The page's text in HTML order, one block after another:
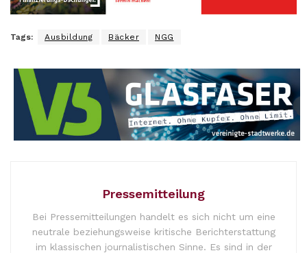
Tags: Ausbildung Bäcker NGG
Pressemitteilung
Bei Pressemitteilungen handelt es sich nicht um eine
neutrale beziehungsweise kritische Berichterstattung
im klassischen journalistischen Sinne. Es sind in der